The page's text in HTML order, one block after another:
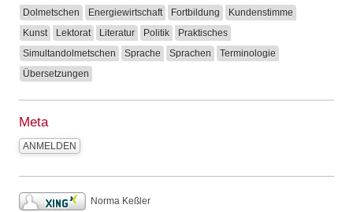
Dolmetschen
Energiewirtschaft Fortbildung
Kundenstimme
Kunst
Lektorat Literatur Politik
Praktisches
Simultandolmetschen
Sprache Sprachen
Terminologie
Übersetzungen
Meta
ANMELDEN
Norma Keßler